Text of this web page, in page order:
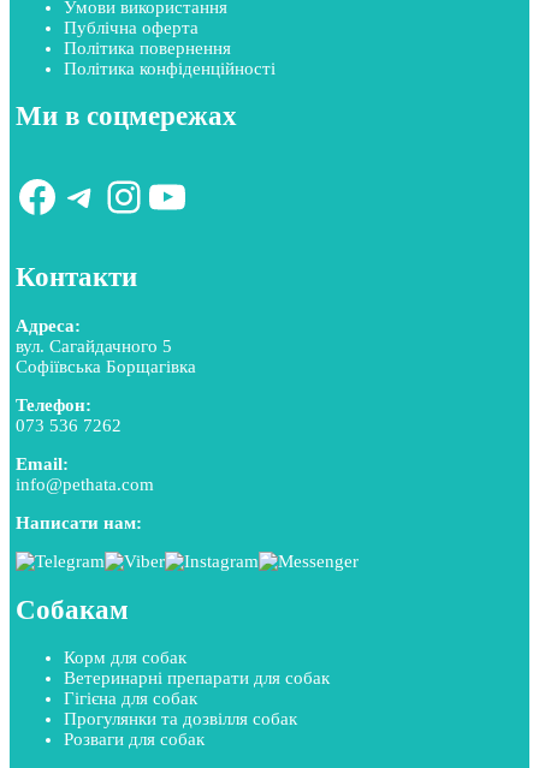
Умови використання
Публічна оферта
Політика повернення
Політика конфіденційності
Ми в соцмережах
Facebook
Telegram
Instagram
YouTube
Контакти
Адреса:
вул. Сагайдачного 5
Софіївська Борщагівка
Телефон:
073 536 7262
Email:
info@pethata.com
Написати нам:
Собакам
Корм для собак
Ветеринарні препарати для собак
Гігієна для собак
Прогулянки та дозвілля собак
Розваги для собак